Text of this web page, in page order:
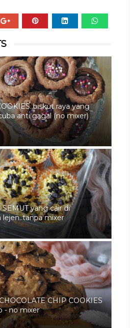
raya yang
anti gagal (no mixer)
SEMUT yang cair di
lejen..tanpa mixer
CHIP COOKIES
- no mixer